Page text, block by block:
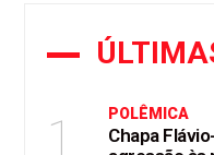
1 POLÊMICA
Chapa